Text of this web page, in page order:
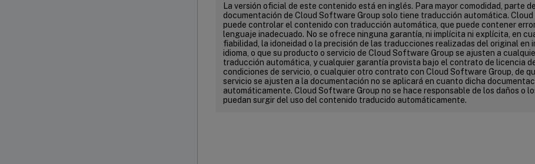
La versión oficial de este contenido está en inglés. Para mayor comodidad, parte
documentación de Cloud Software Group solo tiene traducción automática.
puede controlar el contenido con traducción automática, que puede contener
lenguaje inadecuado. No se ofrece ninguna garantía, ni implícita ni explícita, en
fiabilidad, la idoneidad o la precisión de las traducciones realizadas del original en
idioma, o que su producto o servicio de Cloud Software Group se ajusten a
traducción automática, y cualquier garantía provista bajo el contrato de licencia
condiciones de servicio, o cualquier otro contrato con Cloud Software Group, de
servicio se ajusten a la documentación no se aplicará en cuanto dicha
automáticamente. Cloud Software Group no se hace responsable de los daños o
puedan surgir del uso del contenido traducido automáticamente.